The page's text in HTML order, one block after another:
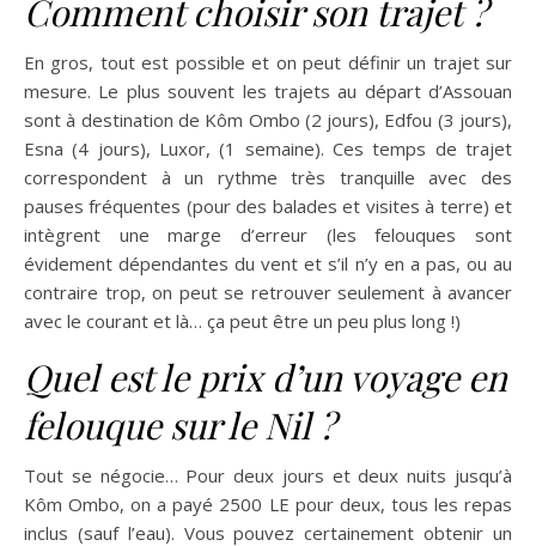
Comment choisir son trajet ?
En gros, tout est possible et on peut définir un trajet sur
mesure. Le plus souvent les trajets au départ d’Assouan
sont à destination de Kôm Ombo (2 jours), Edfou (3 jours),
Esna (4 jours), Luxor, (1 semaine). Ces temps de trajet
correspondent à un rythme très tranquille avec des
pauses fréquentes (pour des balades et visites à terre) et
intègrent une marge d’erreur (les felouques sont
évidement dépendantes du vent et s’il n’y en a pas, ou au
contraire trop, on peut se retrouver seulement à avancer
avec le courant et là… ça peut être un peu plus long !)
Quel est le prix d’un voyage en
felouque sur le Nil ?
Tout se négocie… Pour deux jours et deux nuits jusqu’à
Kôm Ombo, on a payé 2500 LE pour deux, tous les repas
inclus (sauf l’eau). Vous pouvez certainement obtenir un